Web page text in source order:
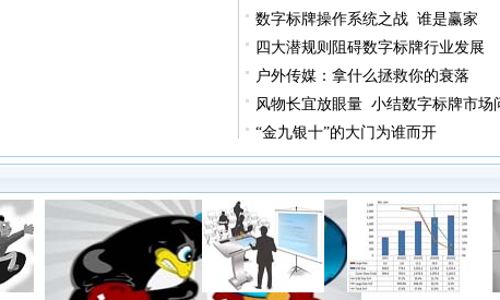
数字标牌操作系统之战 谁是赢家
四大潜规则阻碍数字标牌行业发展
户外传媒：拿什么拯救你的衰落
风物长宜放眼量 小结数字标牌市场
“金九银十”的大门为谁而开